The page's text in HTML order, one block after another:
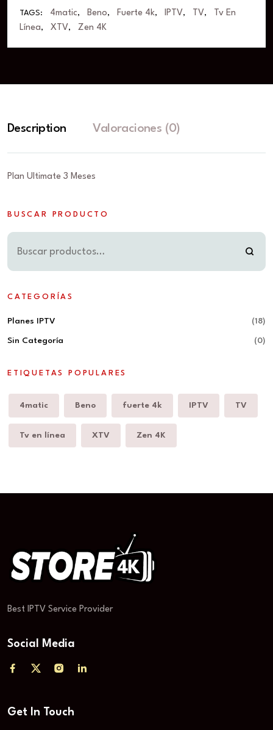
TAGS: 4matic, Beno, Fuerte 4k, IPTV, TV,
Tv En
Línea, XTV, Zen 4K
Description Valoraciones (0)
Plan Ultimate 3 Meses
BUSCAR PRODUCTO
CATEGORÍAS
Planes IPTV (18)
Sin Categoría (0)
ETIQUETAS POPULARES
4matic Beno fuerte 4k IPTV TV
Tv en línea XTV Zen 4K
Best IPTV Service Provider
Social Media
Get In Touch